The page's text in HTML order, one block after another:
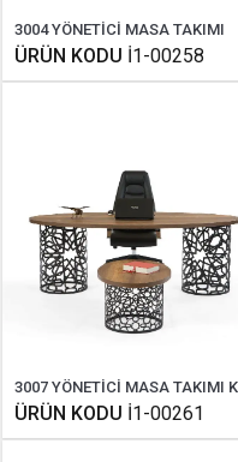
3004 YÖNETİCİ MASA TAKIMI
ÜRÜN KODU İ1-00258
ÜRÜN KODU İ1-00261